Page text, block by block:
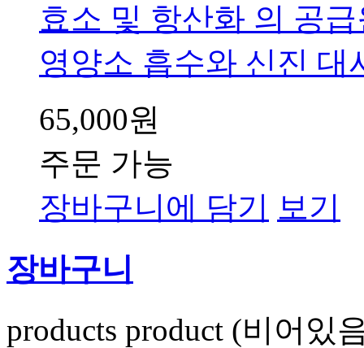
효소 및 항산화 의 공
영양소 흡수와 신진
65,000원
주문 가능
장바구니에 담기 보기
장바구니
products product (비어있